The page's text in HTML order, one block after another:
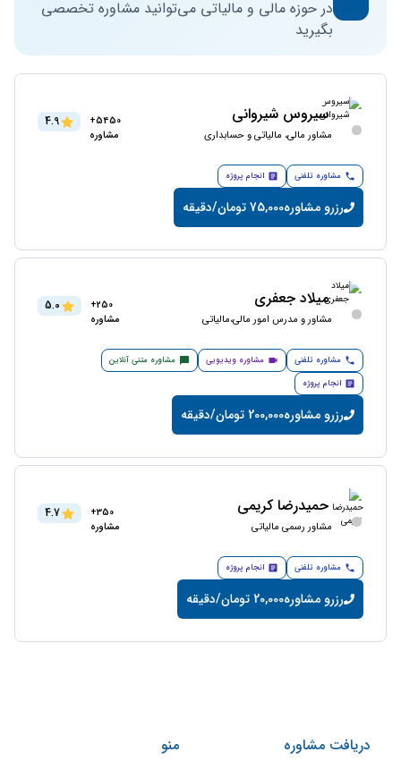
در حوزه مالی و مالیاتی می‌توانید مشاوره تخصصی
بگیرید
سیروس شیروانی
مشاور مالی، مالیاتی و حسابداری
5450+
مشاوره
4.9
مشاوره تلفنی انجام پروژه
رزرو مشاوره75,000 تومان/دقیقه
میلاد جعفری
مشاور و مدرس امور مالی،مالیاتی
250+
مشاوره
5.0
مشاوره تلفنی مشاوره ویدیویی
مشاوره متنی آنلاین
انجام پروژه
رزرو مشاوره200,000 تومان/دقیقه
حمیدرضا کریمی
مشاور رسمی مالیاتی
350+
مشاوره
4.7
مشاوره تلفنی انجام پروژه
رزرو مشاوره20,000 تومان/دقیقه
دریافت مشاوره منو